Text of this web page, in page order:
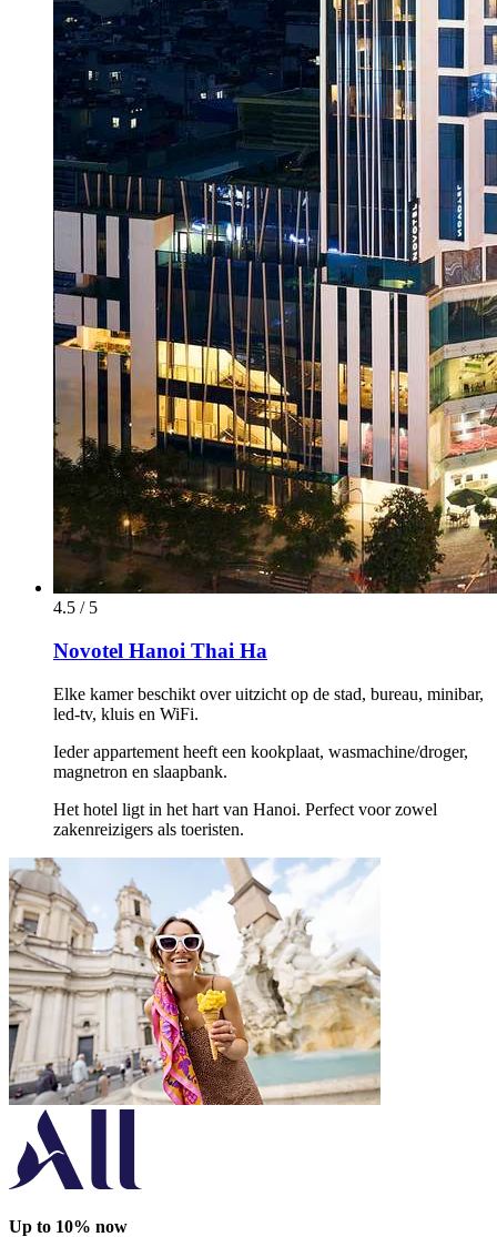
4.5 / 5
Novotel Hanoi Thai Ha
Elke kamer beschikt over uitzicht op de stad, bureau, minibar,
led-tv, kluis en WiFi.
Ieder appartement heeft een kookplaat, wasmachine/droger,
magnetron en slaapbank.
Het hotel ligt in het hart van Hanoi. Perfect voor zowel
zakenreizigers als toeristen.
Up to 10% now